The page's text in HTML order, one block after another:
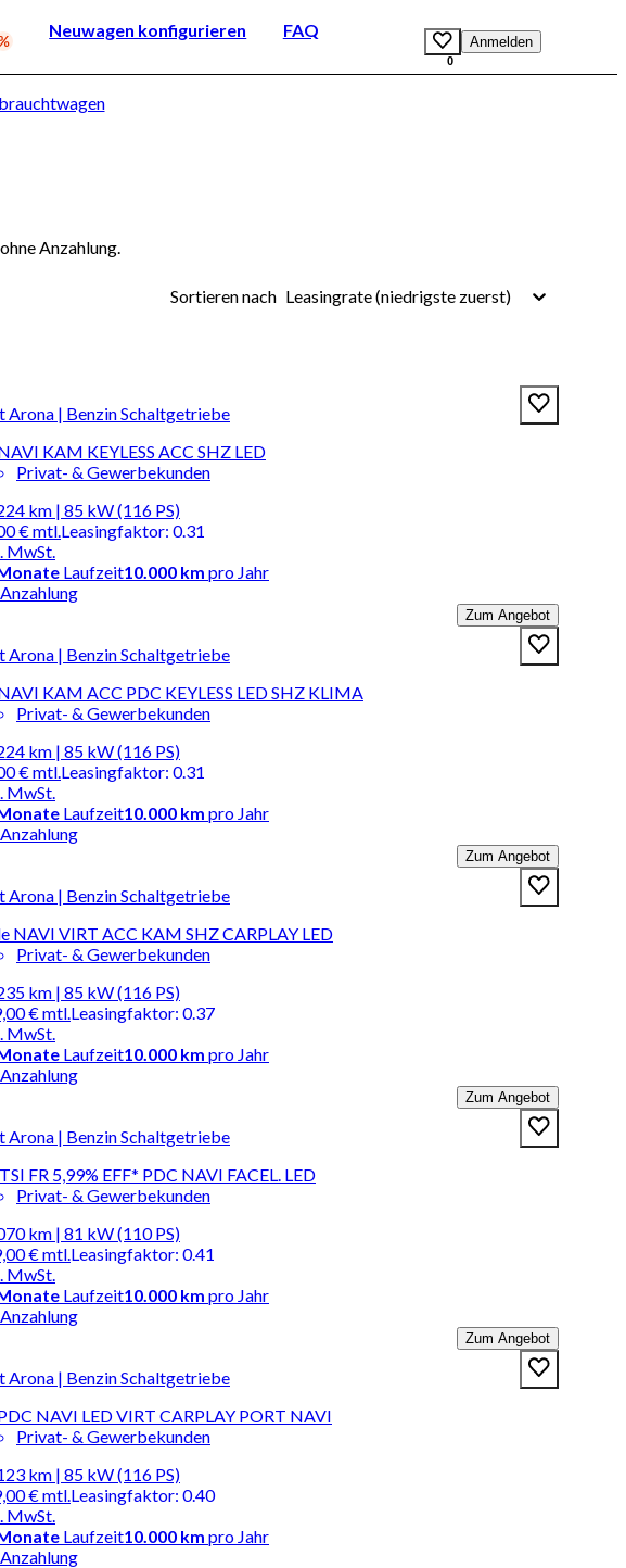
Neuwagen konfigurieren FAQ
0
Anmelden
Anzahlung.
Sortieren nach Leasingrate (niedrigste zuerst)
Arona | Benzin Schaltgetriebe
KAM KEYLESS ACC SHZ LED
Privat- & Gewerbekunden
km | 85 kW (116 PS)
€mtl.
MwSt.
Leasingfaktor: 0.31
Laufzeit10.000 km pro Jahr
Zum Angebot
Arona | Benzin Schaltgetriebe
KAM ACC PDC KEYLESS LED SHZ KLIMA
Privat- & Gewerbekunden
km | 85 kW (116 PS)
€mtl.
MwSt.
Leasingfaktor: 0.31
Laufzeit10.000 km pro Jahr
Zum Angebot
Arona | Benzin Schaltgetriebe
NAVI VIRT ACC KAM SHZ CARPLAY LED
Privat- & Gewerbekunden
km | 85 kW (116 PS)
€mtl.
MwSt.
Leasingfaktor: 0.37
Laufzeit10.000 km pro Jahr
Zum Angebot
Arona | Benzin Schaltgetriebe
FR 5,99% EFF* PDC NAVI FACEL. LED
Privat- & Gewerbekunden
km | 81 kW (110 PS)
€mtl.
MwSt.
Leasingfaktor: 0.41
Laufzeit10.000 km pro Jahr
Zum Angebot
Arona | Benzin Schaltgetriebe
NAVI LED VIRT CARPLAY PORT NAVI
Privat- & Gewerbekunden
km | 85 kW (116 PS)
€mtl.
MwSt.
Leasingfaktor: 0.40
Laufzeit10.000 km pro Jahr